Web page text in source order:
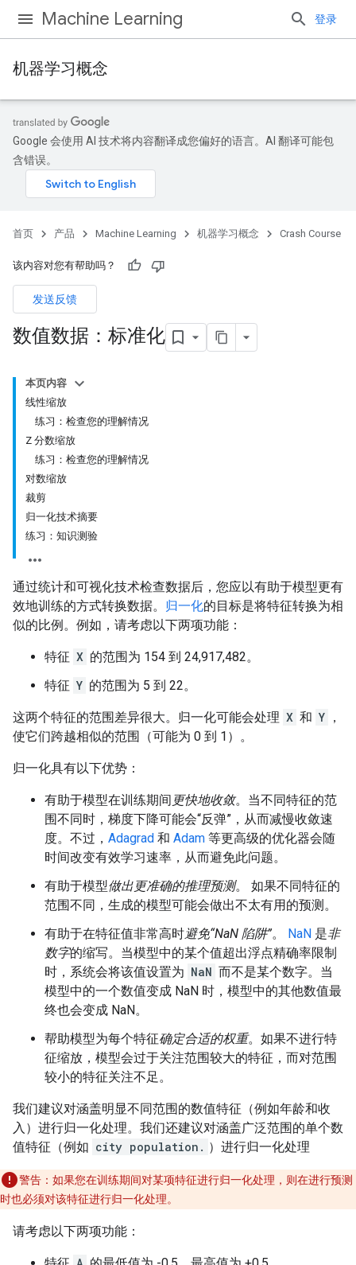
Machine Learning 登录
机器学习概念
Google 会使用 AI 技术将内容翻译成您偏好的语言。AI 翻译可能包
含错误。
首页 产品 Machine Learning 机器学习概念 Crash Course
该内容对您有帮助吗？
发送反馈
数值数据：标准化
本页内容
线性缩放
练习：检查您的理解情况
Z 分数缩放
练习：检查您的理解情况
对数缩放
裁剪
归一化技术摘要
练习：知识测验
通过统计和可视化技术检查数据后，您应以有助于模型更有
效地训练的方式转换数据。 归一化的目标是将特征转换为相
似的比例。 例如，请考虑以下两项功能：
特征 X 的范围为 154 到 24,917,482。
特征 Y 的范围为 5 到 22。
这两个特征的范围差异很大。归一化可能会处理 X 和 Y ，
使它们跨越相似的范围（可能为 0 到 1）。
归一化具有以下优势：
有助于模型在训练期间 更快地收敛。当不同特征的范
围不同时，梯度下降可能会“反弹”，从而减慢收敛速
度。不过， Adagrad 和 Adam 等更高级的优化器会随
时间改变有效学习速率，从而避免此问题。
有助于模型做出更准确的推理预测。 如果不同特征的
范围不同，生成的模型可能会做出不太有用的预测。
有助于在特征值非常高时避免“NaN 陷阱”。 NaN 是非
数字的缩写。当模型中的某个值超出浮点精确率限制
时，系统会将该值设置为 NaN 而不是某个数字。当
模型中的一个数值变成 NaN 时，模型中的其他数值最
终也会变成 NaN。
帮助模型为每个特征确定合适的权重。如果不进行特
征缩放，模型会过于关注范围较大的特征，而对范围
较小的特征关注不足。
我们建议对涵盖明显不同范围的数值特征（例如年龄和收
入）进行归一化处理。我们还建议对涵盖广泛范围的单个数
值特征（例如 city population. ）进行归一化处理
警告：如果您在训练期间对某项特征进行归一化处理，则在进行预测
时也必须对该特征进行归一化处理。
请考虑以下两项功能：